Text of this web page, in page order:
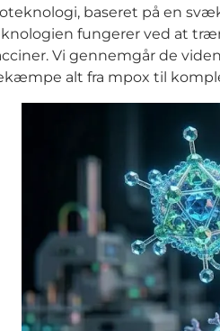
baseret på en
fungerer ved at
Vi gennemgår de
alt fra mpox til